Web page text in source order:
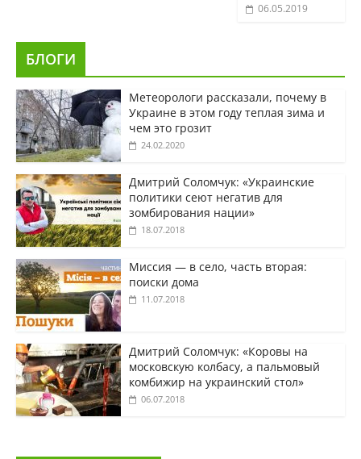
06.05.2019
БЛОГИ
Метеорологи рассказали, почему в
Украине в этом году теплая зима и
чем это грозит
24.02.2020
Дмитрий Соломчук: «Украинские
политики сеют негатив для
зомбирования нации»
18.07.2018
Миссия — в село, часть вторая:
поиски дома
11.07.2018
Дмитрий Соломчук: «Коровы на
московскую колбасу, а пальмовый
комбижир на украинский стол»
06.07.2018